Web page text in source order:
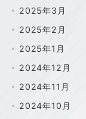
2025年3月
2025年2月
2025年1月
2024年12月
2024年11月
2024年10月